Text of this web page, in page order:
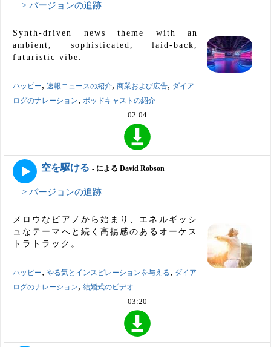
> バージョンの追跡
Synth-driven news theme with an
ambient, sophisticated, laid-back,
futuristic vibe.
ハッピー, 速報ニュースの紹介, 商業および広告, ダイア
ログのナレーション, ポッドキャストの紹介
02:04
空を駆ける - による David Robson
> バージョンの追跡
メロウなピアノから始まり、エネルギッシ
ュなテーマへと続く高揚感のあるオーケス
トラトラック。.
ハッピー, やる気とインスピレーションを与える, ダイア
ログのナレーション, 結婚式のビデオ
03:20